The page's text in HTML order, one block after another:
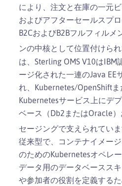
により、注文と在庫の一元
およびアフターセールスプ
B2CおよびB2Bフルフィルメ
ンの中核として位置付けら
は、Sterling OMS V10はIBM
ージ化された一連のJava EE
れ、Kubernetes/OpenShift
Kubernetesサービス上にデ
ベース（Db2またはOracle）
セージングで支えられてい
従来型で、コンテナイメー
のためのKubernetesオペレ
データ用のデータベースス
や参加者の役割を定義する